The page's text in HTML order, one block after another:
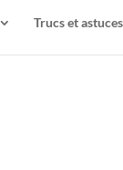
Trucs et astuces